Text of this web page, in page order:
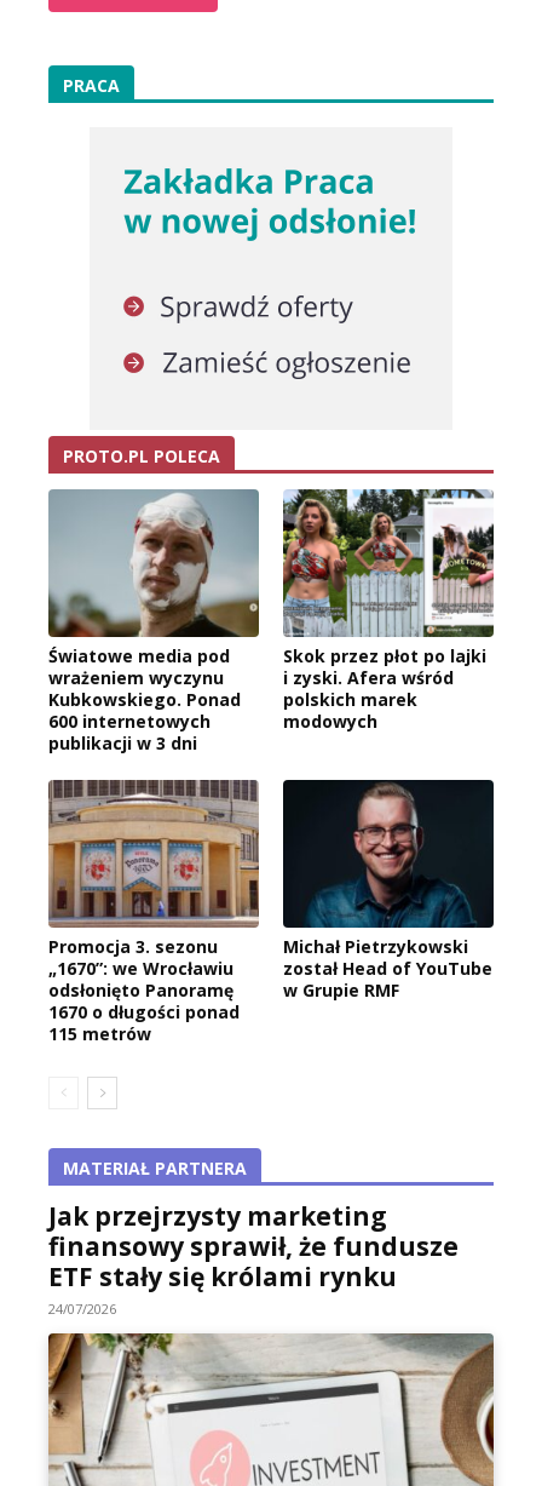
PRACA
PROTO.PL POLECA
Światowe media pod
wrażeniem wyczynu
Kubkowskiego. Ponad
600 internetowych
publikacji w 3 dni
Skok przez płot po lajki
i zyski. Afera wśród
polskich marek
modowych
Promocja 3. sezonu
„1670”: we Wrocławiu
odsłonięto Panoramę
1670 o długości ponad
115 metrów
Michał Pietrzykowski
został Head of YouTube
w Grupie RMF
MATERIAŁ PARTNERA
Jak przejrzysty marketing
finansowy sprawił, że fundusze
ETF stały się królami rynku
24/07/2026